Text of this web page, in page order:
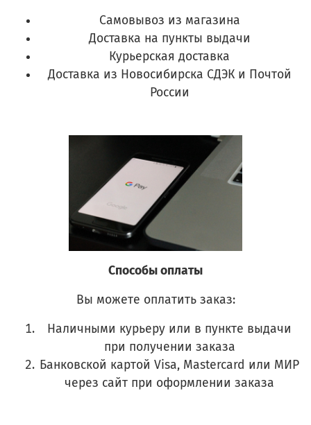
Самовывоз из магазина
Доставка на пункты выдачи
Курьерская доставка
Доставка из Новосибирска СДЭК и Почтой
России
Способы оплаты
Вы можете оплатить заказ:
Наличными курьеру или в пункте выдачи
при получении заказа
Банковской картой Visa, Mastercard или МИР
через сайт при оформлении заказа